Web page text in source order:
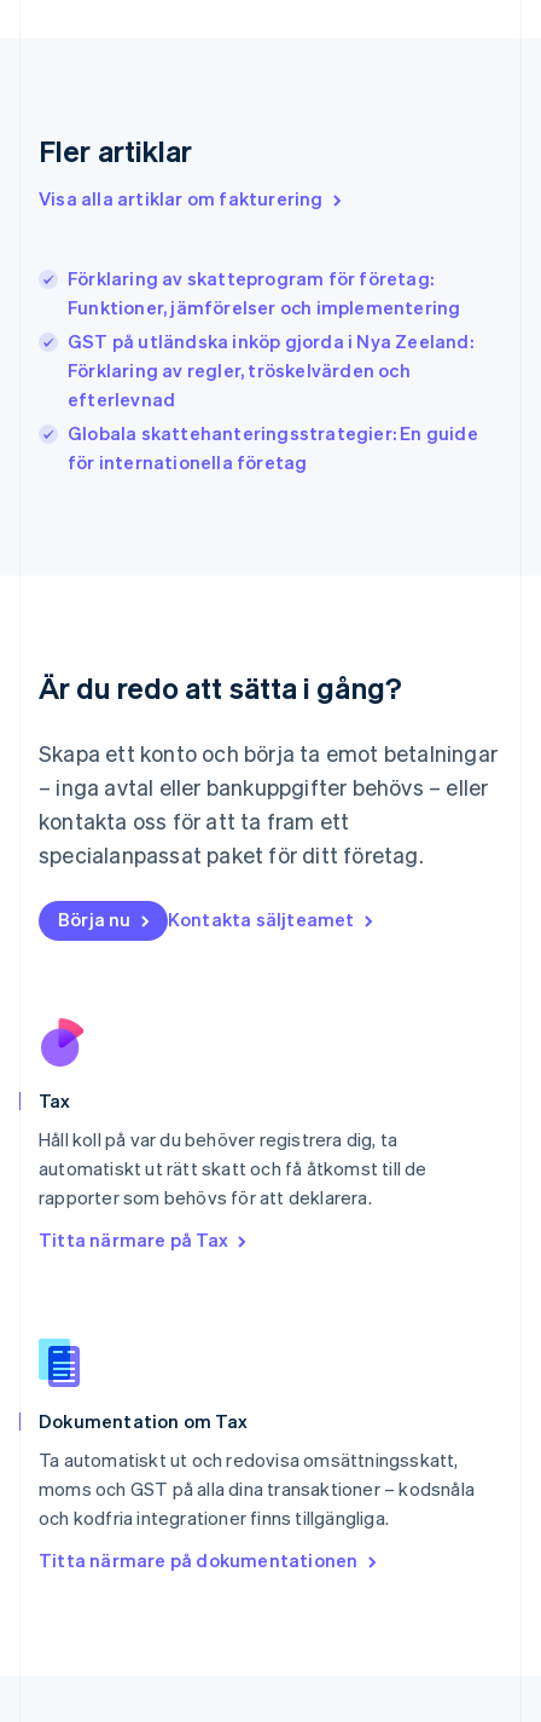
Fler artiklar
Visa alla artiklar om fakturering
Förklaring av skatteprogram för företag:
Funktioner, jämförelser och implementering
GST på utländska inköp gjorda i Nya Zeeland:
Förklaring av regler, tröskelvärden och
efterlevnad
Globala skattehanteringsstrategier: En guide
för internationella företag
Är du redo att sätta i gång?
Skapa ett konto och börja ta emot betalningar
– inga avtal eller bankuppgifter behövs – eller
kontakta oss för att ta fram ett
specialanpassat paket för ditt företag.
Börja nu Kontakta säljteamet
Tax
Håll koll på var du behöver registrera dig, ta
automatiskt ut rätt skatt och få åtkomst till de
rapporter som behövs för att deklarera.
Titta närmare på Tax
Dokumentation om Tax
Ta automatiskt ut och redovisa omsättningsskatt,
moms och GST på alla dina transaktioner – kodsnåla
och kodfria integrationer finns tillgängliga.
Titta närmare på dokumentationen
English
English简体中文
Irland
Italien
ItalianoEnglish
Japan
日本語English
EnglishFrançais
Kroatien
FrançaisDeutschEnglish
Malta
English
Mexiko
Español English
Nederländerna
Norge
English
English
Portugal
Schweiz
DeutschFrançaisItalianoEnglish
Singapore
Slovakien
Spanien
Español
English
Sverige
Thailand
ไทยEnglish
English